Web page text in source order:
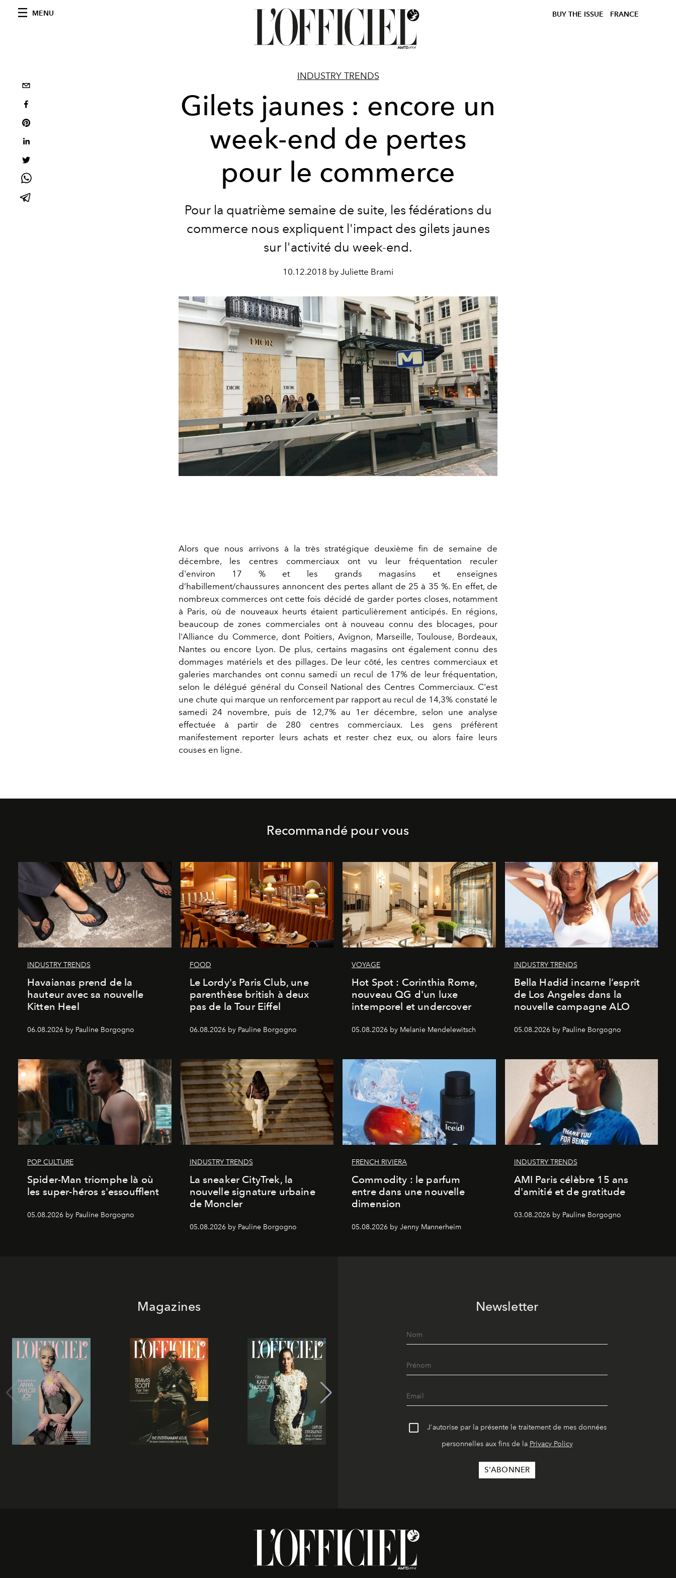
MENU BUY THE ISSUE FRANCE
INDUSTRY TRENDS
Gilets jaunes : encore un
week-end de pertes
pour le commerce
Pour la quatrième semaine de suite, les fédérations du
commerce nous expliquent l'impact des gilets jaunes
sur l'activité du week-end.
10.12.2018 by Juliette Brami
Alors que nous arrivons à la très stratégique deuxième fin de semaine de
décembre, les centres commerciaux ont vu leur fréquentation reculer
d'environ 17 % et les grands magasins et enseignes
d’habillement/chaussures annoncent des pertes allant de 25 à 35 %. En effet, de
nombreux commerces ont cette fois décidé de garder portes closes, notamment
à Paris, où de nouveaux heurts étaient particulièrement anticipés. En régions,
beaucoup de zones commerciales ont à nouveau connu des blocages, pour
l'Alliance du Commerce, dont Poitiers, Avignon, Marseille, Toulouse, Bordeaux,
Nantes ou encore Lyon. De plus, certains magasins ont également connu des
dommages matériels et des pillages. De leur côté, les centres commerciaux et
galeries marchandes ont connu samedi un recul de 17% de leur fréquentation,
selon le délégué général du Conseil National des Centres Commerciaux. C'est
une chute qui marque un renforcement par rapport au recul de 14,3% constaté le
samedi 24 novembre, puis de 12,7% au 1er décembre, selon une analyse
effectuée à partir de 280 centres commerciaux. Les gens préfèrent
manifestement reporter leurs achats et rester chez eux, ou alors faire leurs
couses en ligne.
Recommandé pour vous
INDUSTRY TRENDS
Havaianas prend de la
hauteur avec sa nouvelle
Kitten Heel
06.08.2026 by Pauline Borgogno
FOOD
Le Lordy's Paris Club, une
parenthèse british à deux
pas de la Tour Eiffel
06.08.2026 by Pauline Borgogno
VOYAGE
Hot Spot : Corinthia Rome,
nouveau QG d'un luxe
intemporel et undercover
05.08.2026 by Melanie Mendelewitsch
INDUSTRY TRENDS
Bella Hadid incarne l’esprit
de Los Angeles dans la
nouvelle campagne ALO
05.08.2026 by Pauline Borgogno
POP CULTURE
Spider-Man triomphe là où
les super-héros s'essoufflent
05.08.2026 by Pauline Borgogno
INDUSTRY TRENDS
La sneaker CityTrek, la
nouvelle signature urbaine
de Moncler
05.08.2026 by Pauline Borgogno
FRENCH RIVIERA
Commodity : le parfum
entre dans une nouvelle
dimension
05.08.2026 by Jenny Mannerheim
INDUSTRY TRENDS
AMI Paris célèbre 15 ans
d'amitié et de gratitude
03.08.2026 by Pauline Borgogno
Magazines Newsletter
J'autorise par la présente le traitement de mes données
personnelles aux fins de la Privacy Policy